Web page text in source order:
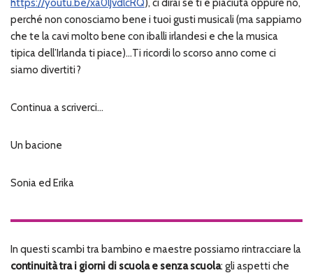
https://youtu.be/xa0lJvdlcRQ), ci dirai se ti è piaciuta oppure no,
perché non conosciamo bene i tuoi gusti musicali (ma sappiamo
che te la cavi molto bene con iballi irlandesi e che la musica
tipica dell’Irlanda ti piace)…Ti ricordi lo scorso anno come ci
siamo divertiti?
Continua a scriverci…
Un bacione
Sonia ed Erika
In questi scambi tra bambino e maestre possiamo rintracciare la
continuità tra i giorni di scuola e senza scuola: gli aspetti che